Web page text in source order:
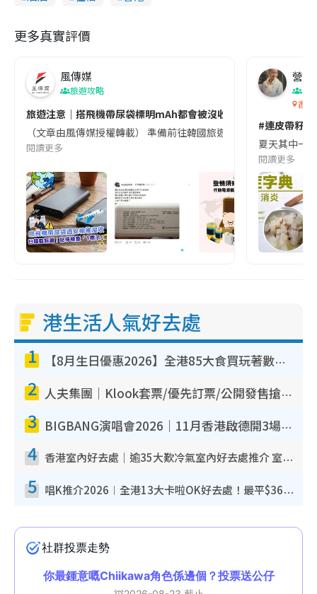
更多真實評價
風傳媒
旅遊攻略
旅遊注意｜搭飛機帶尿袋標明mAh都會被沒收😱出發前切記檢查
（文章由風傳媒授權轉載） 準備前往韓國旅遊的民眾，近期要
閱讀更多
營養
香港
#連皮帶籽
夏天其中一
閱讀更多
港生活人氣好去處
1 【8月生日優惠2026】全港85大食買玩著數攻略 自助餐/火鍋放題同行免費＋誠品/DONKI送現金券
2 人夫集團｜Klook套票/優先訂票/公開發售搶飛攻略！附票價.購票連結.場地座位表
3 BIGBANG演唱會2026｜11月香港啟德開3場！實名制VIP申請、優先購票攻略
4 香港室內好去處｜逾35大歎冷氣室內好去處推介 室內活動免費避雨無懼落雨
5 唱K推介2026︱全港13大卡啦OK好去處！最平$36起 日文K都有！(附地址+收費詳情)